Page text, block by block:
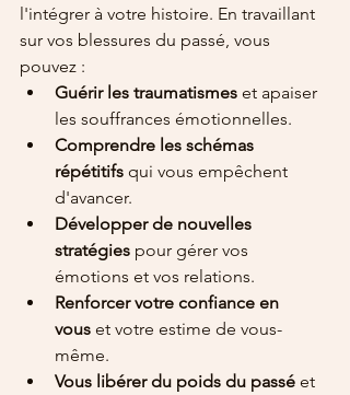
l'intégrer à votre histoire. En travaillant
sur vos blessures du passé, vous
pouvez :
Guérir les traumatismes et apaiser
les souffrances émotionnelles.
Comprendre les schémas
répétitifs qui vous empêchent
d'avancer.
Développer de nouvelles
stratégies pour gérer vos
émotions et vos relations.
Renforcer votre confiance en
vous et votre estime de vous-
même.
Vous libérer du poids du passé et